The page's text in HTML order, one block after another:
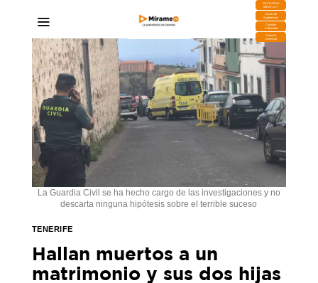
DESCARGA
MIRAPLAY
Buzón de
Sugerencias
Contratar
Publicidad
Contacto
Comercial
La Guardia Civil se ha hecho cargo de las investigaciones y no
descarta ninguna hipótesis sobre el terrible suceso
TENERIFE
Hallan muertos a un
matrimonio y sus dos hijas